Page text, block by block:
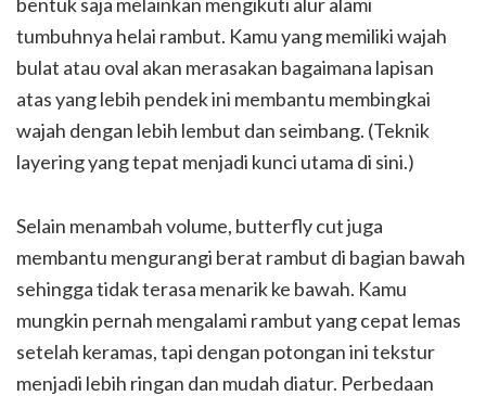
tumbuhnya helai rambut. Kamu yang memiliki wajah
bulat atau oval akan merasakan bagaimana lapisan
atas yang lebih pendek ini membantu membingkai
wajah dengan lebih lembut dan seimbang. (Teknik
layering yang tepat menjadi kunci utama di sini.)
Selain menambah volume, butterfly cut juga
membantu mengurangi berat rambut di bagian bawah
sehingga tidak terasa menarik ke bawah. Kamu
mungkin pernah mengalami rambut yang cepat lemas
setelah keramas, tapi dengan potongan ini tekstur
menjadi lebih ringan dan mudah diatur. Perbedaan